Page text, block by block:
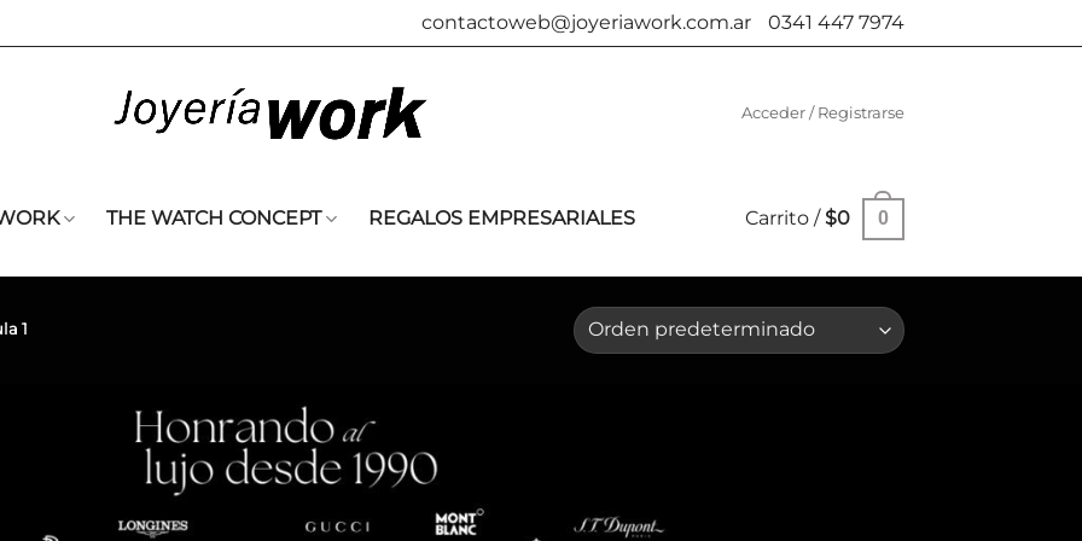
contactoweb@joyeriawork.com.ar 0341 447 7974
Acceder / Registrarse
THE WATCH CONCEPT REGALOS EMPRESARIALES Carrito /$0 0
1